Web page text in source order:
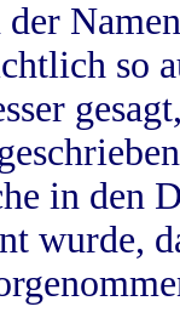
der
so
in
wurde,